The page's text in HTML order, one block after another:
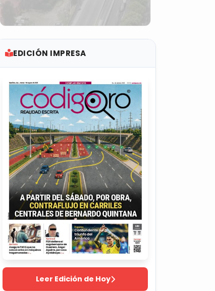
EDICIÓN IMPRESA
Leer Edición de Hoy